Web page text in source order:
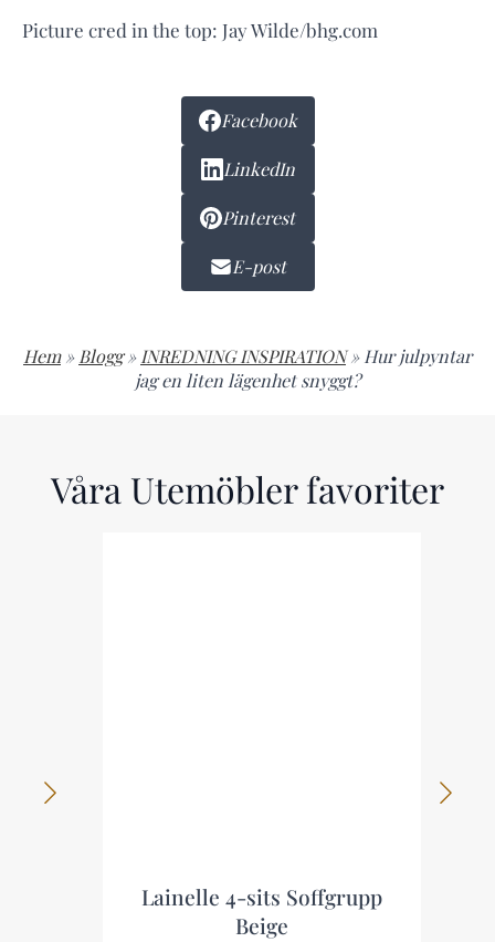
Picture cred in the top: Jay Wilde/bhg.com
Facebook
LinkedIn
Pinterest
E-post
Hem » Blogg » INREDNING INSPIRATION » Hur julpyntar
jag en liten lägenhet snyggt?
Våra Utemöbler favoriter
Lainelle 4-sits Soffgrupp
Beige